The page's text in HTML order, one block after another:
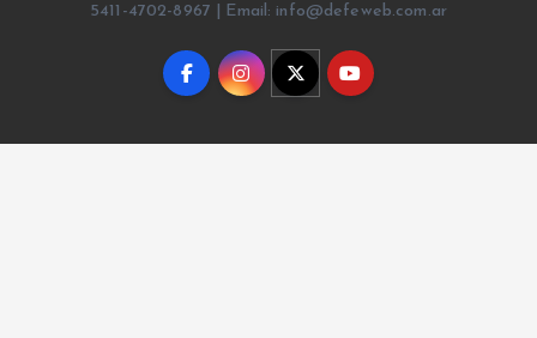
5411-4702-8967 | Email: info@defeweb.com.ar